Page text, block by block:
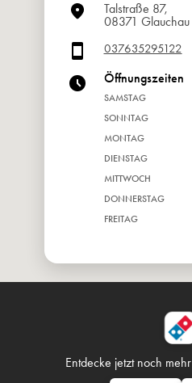
Talstraße 87,
08371 Glauchau
037635295122
Öffnungszeiten
SAMSTAG
SONNTAG
MONTAG
DIENSTAG
MITTWOCH
DONNERSTAG
FREITAG
Entdecke jetzt noch